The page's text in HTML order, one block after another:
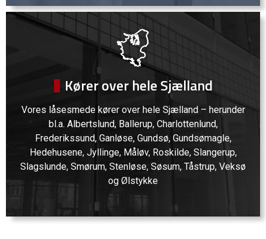
Kører over hele Sjælland
Vores låsesmede kører over hele Sjælland – herunder
bl.a. Albertslund, Ballerup, Charlottenlund,
Frederikssund, Ganløse, Gundsø, Gundsømagle,
Hedehusene, Jyllinge, Måløv, Roskilde, Slangerup,
Slagslunde, Smørum, Stenløse, Søsum, Tåstrup, Veksø
og Ølstykke